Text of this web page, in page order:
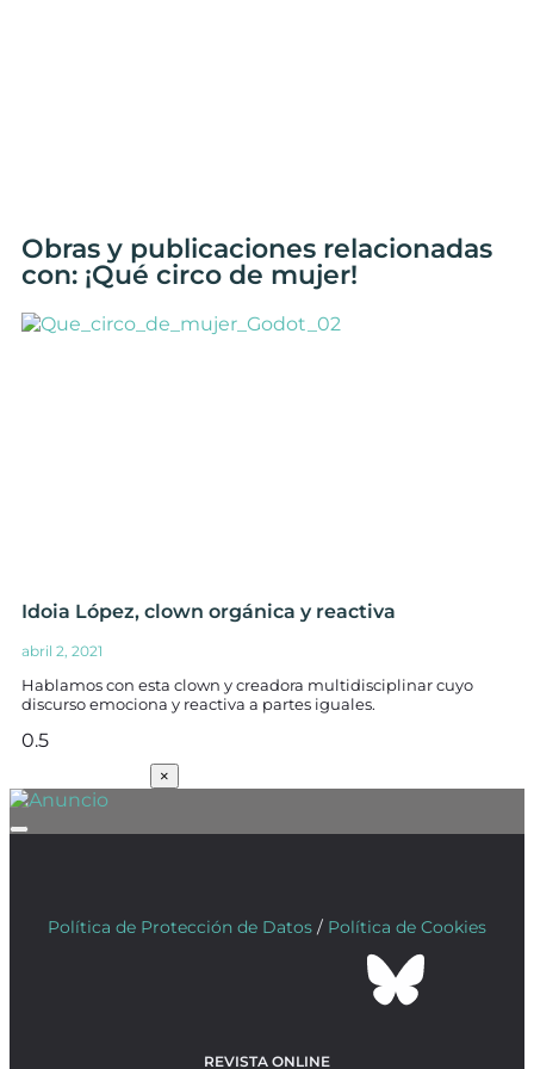
Obras y publicaciones relacionadas
con: ¡Qué circo de mujer!
Idoia López, clown orgánica y reactiva
abril 2, 2021
Hablamos con esta clown y creadora multidisciplinar cuyo
discurso emociona y reactiva a partes iguales.
×
Política de Protección de Datos / Política de Cookies
REVISTA ONLINE